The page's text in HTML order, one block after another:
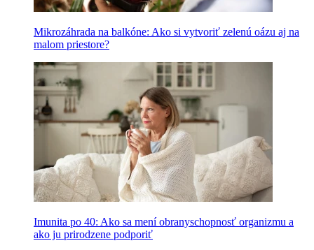
Mikrozáhrada na balkóne: Ako si vytvoriť zelenú oázu aj na
malom priestore?
Imunita po 40: Ako sa mení obranyschopnosť organizmu a
ako ju prirodzene podporiť